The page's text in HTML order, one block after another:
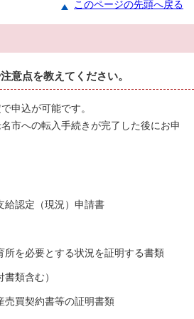
このページの先頭へ戻る
意点を教えてください。
申込が可能です。
市への転入手続きが完了した後にお申
給認定（現況）申請書
所を必要とする状況を証明する書類
類含む）
売買契約書等の証明書類